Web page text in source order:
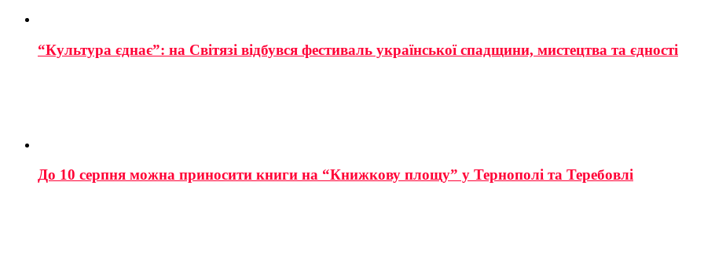
“Культура єднає”: на Світязі відбувся фестиваль української спадщини, мистецтва та єдності
До 10 серпня можна приносити книги на “Книжкову площу” у Тернополі та Теребовлі